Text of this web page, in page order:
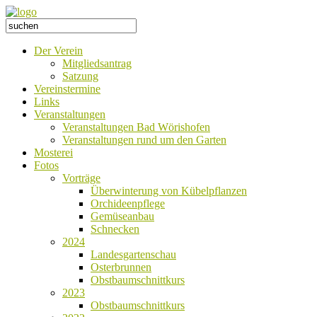
Der Verein
Mitgliedsantrag
Satzung
Vereinstermine
Links
Veranstaltungen
Veranstaltungen Bad Wörishofen
Veranstaltungen rund um den Garten
Mosterei
Fotos
Vorträge
Überwinterung von Kübelpflanzen
Orchideenpflege
Gemüseanbau
Schnecken
2024
Landesgartenschau
Osterbrunnen
Obstbaumschnittkurs
2023
Obstbaumschnittkurs